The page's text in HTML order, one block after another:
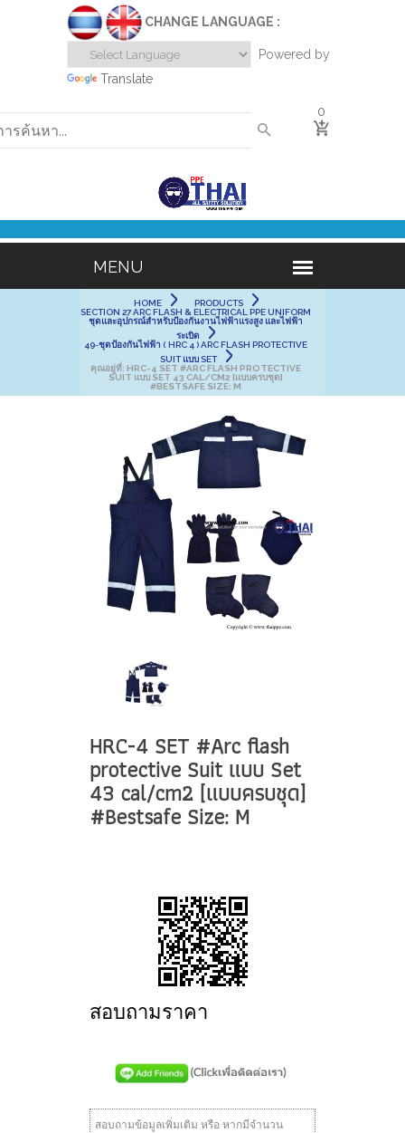
CHANGE LANGUAGE :
Powered by
Translate
0
HOME
PRODUCTS
SECTION 27 ARC FLASH & ELECTRICAL PPE UNIFORM
ชุดและอุปกรณ์สำหรับป้องกันงานไฟฟ้าแรงสูง และไฟฟ้า
ระเบิด
49-ชุดป้องกันไฟฟ้า ( HRC 4 ) ARC FLASH PROTECTIVE
SUIT แบบ SET
คุณอยู่ที่: HRC-4 SET #ARC FLASH PROTECTIVE
SUIT แบบ SET 43 CAL/CM2 [แบบครบชุด]
#BESTSAFE SIZE: M
HRC-4 SET #Arc flash
protective Suit แบบ Set
43 cal/cm2 [แบบครบชุด]
#Bestsafe Size: M
สอบถามราคา
สอบถามข้อมูลเพิ่มเติม หรือ หากมีจำนวน